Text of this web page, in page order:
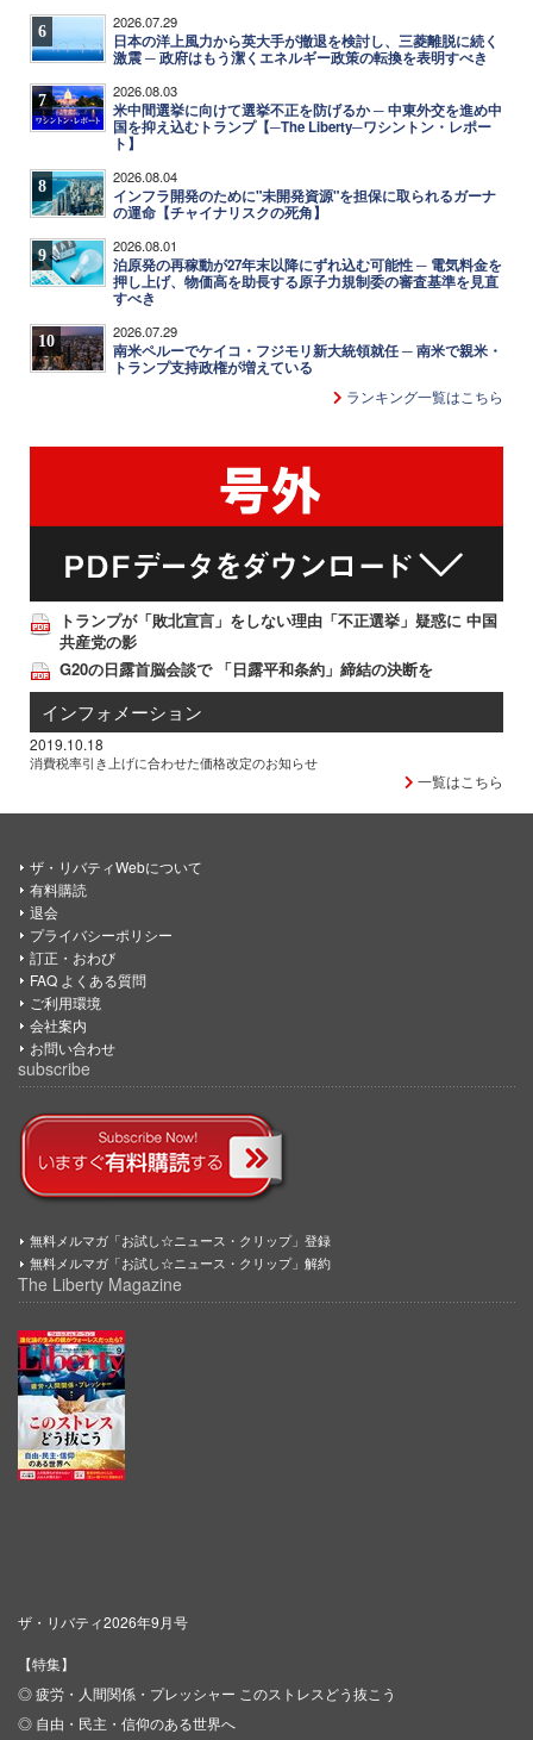
6 2026.07.29
日本の洋上風力から英大手が撤退を検討し、三菱離脱に続く
激震 ─ 政府はもう潔くエネルギー政策の転換を表明すべき
7 2026.08.03
米中間選挙に向けて選挙不正を防げるか ─ 中東外交を進め中
国を抑え込むトランプ【─The Liberty─ワシントン・レポー
ト】
8 2026.08.04
インフラ開発のために"未開発資源"を担保に取られるガーナ
の運命【チャイナリスクの死角】
9 2026.08.01
泊原発の再稼動が27年末以降にずれ込む可能性 ─ 電気料金を
押し上げ、物価高を助長する原子力規制委の審査基準を見直
すべき
10 2026.07.29
南米ペルーでケイコ・フジモリ新大統領就任 ─ 南米で親米・
トランプ支持政権が増えている
ランキング一覧はこちら
トランプが「敗北宣言」をしない理由「不正選挙」疑惑に 中国
共産党の影
G20の日露首脳会談で 「日露平和条約」締結の決断を
インフォメーション
2019.10.18
消費税率引き上げに合わせた価格改定のお知らせ
一覧はこちら
ザ・リバティWebについて
有料購読
退会
プライバシーポリシー
訂正・おわび
FAQ よくある質問
ご利用環境
会社案内
お問い合わせ
subscribe
無料メルマガ「お試し☆ニュース・クリップ」登録
無料メルマガ「お試し☆ニュース・クリップ」解約
The Liberty Magazine
ザ・リバティ2026年9月号
【特集】
◎ 疲労・人間関係・プレッシャー このストレスどう抜こう
◎ 自由・民主・信仰のある世界へ